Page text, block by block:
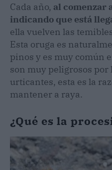
Cada año, al comenzar
indicando que está
ella vuelven las
Esta oruga es
pinos y es muy común
son muy peligrosos por
urticantes, esta es la
mantener
¿Qué es la